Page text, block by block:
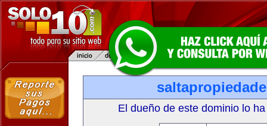
El dueño de este dominio lo